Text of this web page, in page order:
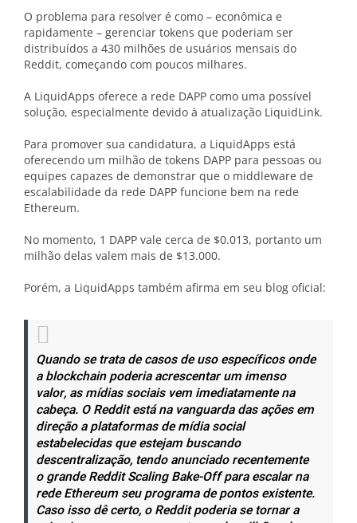
O problema para resolver é como – econômica e
rapidamente – gerenciar tokens que poderiam ser
distribuídos a 430 milhões de usuários mensais do
Reddit, começando com poucos milhares.
A LiquidApps oferece a rede DAPP como uma possível
solução, especialmente devido à atualização LiquidLink.
Para promover sua candidatura, a LiquidApps está
oferecendo um milhão de tokens DAPP para pessoas ou
equipes capazes de demonstrar que o middleware de
escalabilidade da rede DAPP funcione bem na rede
Ethereum.
No momento, 1 DAPP vale cerca de $0.013, portanto um
milhão delas valem mais de $13.000.
Porém, a LiquidApps também afirma em seu blog oficial:
Quando se trata de casos de uso específicos onde
a blockchain poderia acrescentar um imenso
valor, as mídias sociais vem imediatamente na
cabeça. O Reddit está na vanguarda das ações em
direção a plataformas de mídia social
estabelecidas que estejam buscando
descentralização, tendo anunciado recentemente
o grandeReddit Scaling Bake-Offpara escalar na
rede Ethereum seu programa de pontos existente.
Caso isso dê certo, o Reddit poderia se tornar a